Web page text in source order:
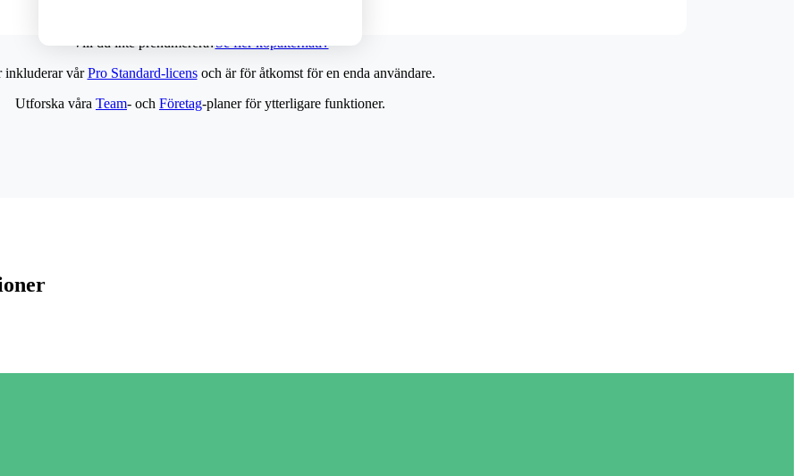
Vill du inte prenumerera?Se fler köpalternativ
inkluderar vårPro Standard-licensoch är för åtkomst för en enda användare.
Utforska våra Team- och Företag-planer för ytterligare funktioner.